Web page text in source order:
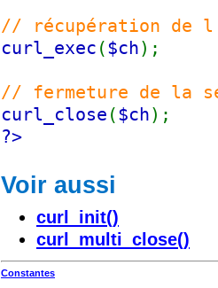
// récupération de
curl_exec ($ch);
// fermeture de la
curl_close ($ch);
?>
Voir aussi
curl_init()
curl_multi_close()
Constantes